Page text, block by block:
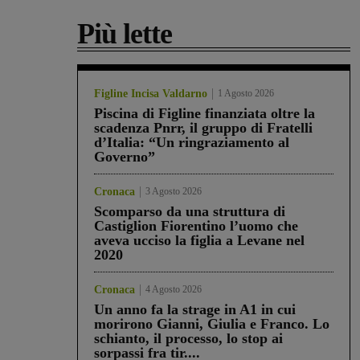
Più lette
Figline Incisa Valdarno 1 Agosto 2026
Piscina di Figline finanziata oltre la
scadenza Pnrr, il gruppo di Fratelli
d’Italia: “Un ringraziamento al
Governo”
Cronaca 3 Agosto 2026
Scomparso da una struttura di
Castiglion Fiorentino l’uomo che
aveva ucciso la figlia a Levane nel
2020
Cronaca 4 Agosto 2026
Un anno fa la strage in A1 in cui
morirono Gianni, Giulia e Franco. Lo
schianto, il processo, lo stop ai
sorpassi fra tir....